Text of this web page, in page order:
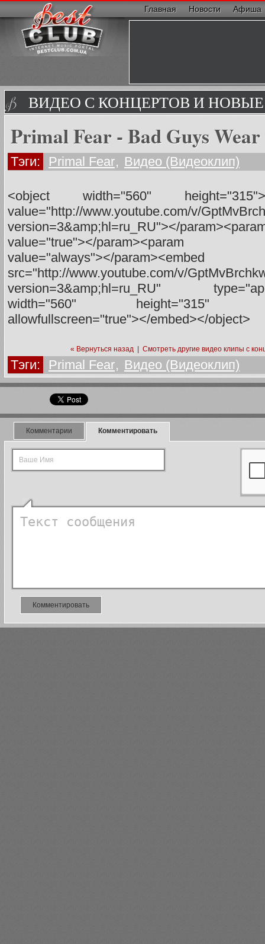
Главная Новости Афиша
ВИДЕО С КОНЦЕРТОВ И
Primal Fear - Bad Guys
Тэги: Primal Fear, Видео (Видеоклип)
<object width="560"
value="http://www.youtube.com/v/
version=3&amp;hl=ru_RU"></
value="true"></param><param
value="always"></param><embed
src="http://www.youtube.com/v/
version=3&amp;hl=ru_RU"
width="560" height="315"
allowfullscreen="true"></embed></object>
« Вернуться назад Смотреть другие видео клипы с
Тэги: Primal Fear, Видео (Видеоклип)
Комментарии Комментировать
Комментировать